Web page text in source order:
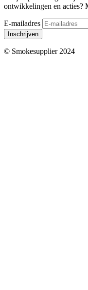
ontwikkelingen en acties?
E-mailadres
Inschrijven
© Smokesupplier 2024